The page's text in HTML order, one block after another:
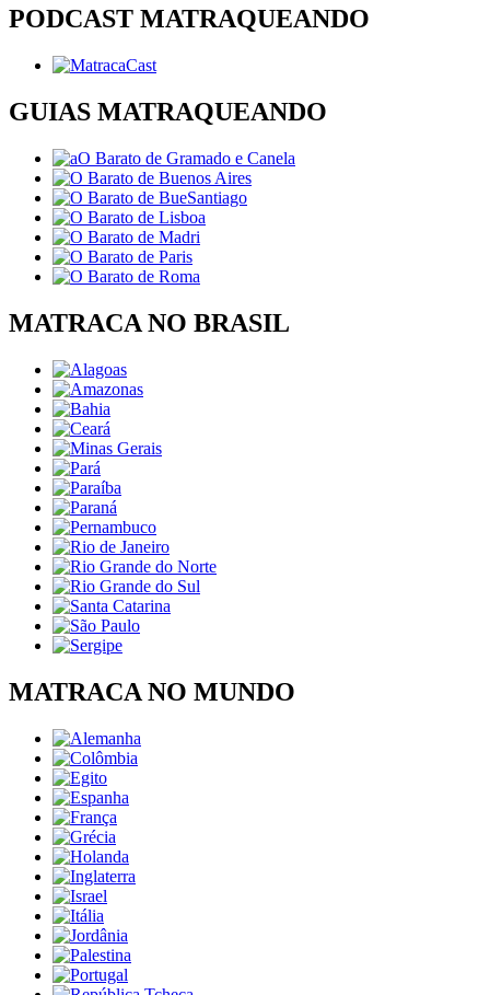
PODCAST MATRAQUEANDO
GUIAS MATRAQUEANDO
MATRACA NO BRASIL
MATRACA NO MUNDO